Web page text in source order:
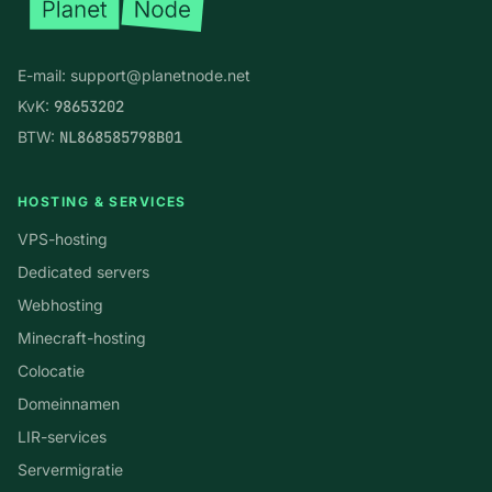
E-mail: support@planetnode.net
KvK: 98653202
BTW: NL868585798B01
HOSTING & SERVICES
VPS-hosting
Dedicated servers
Webhosting
Minecraft-hosting
Colocatie
Domeinnamen
LIR-services
Servermigratie